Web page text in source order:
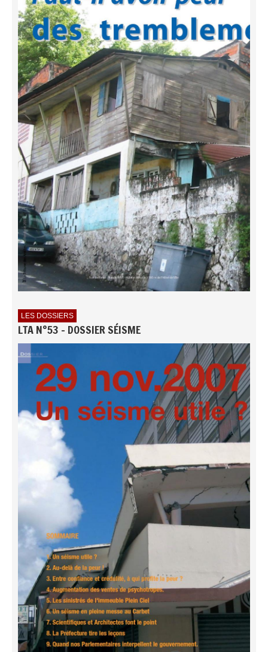
LES DOSSIERS
LTA N°53 - DOSSIER SÉISME